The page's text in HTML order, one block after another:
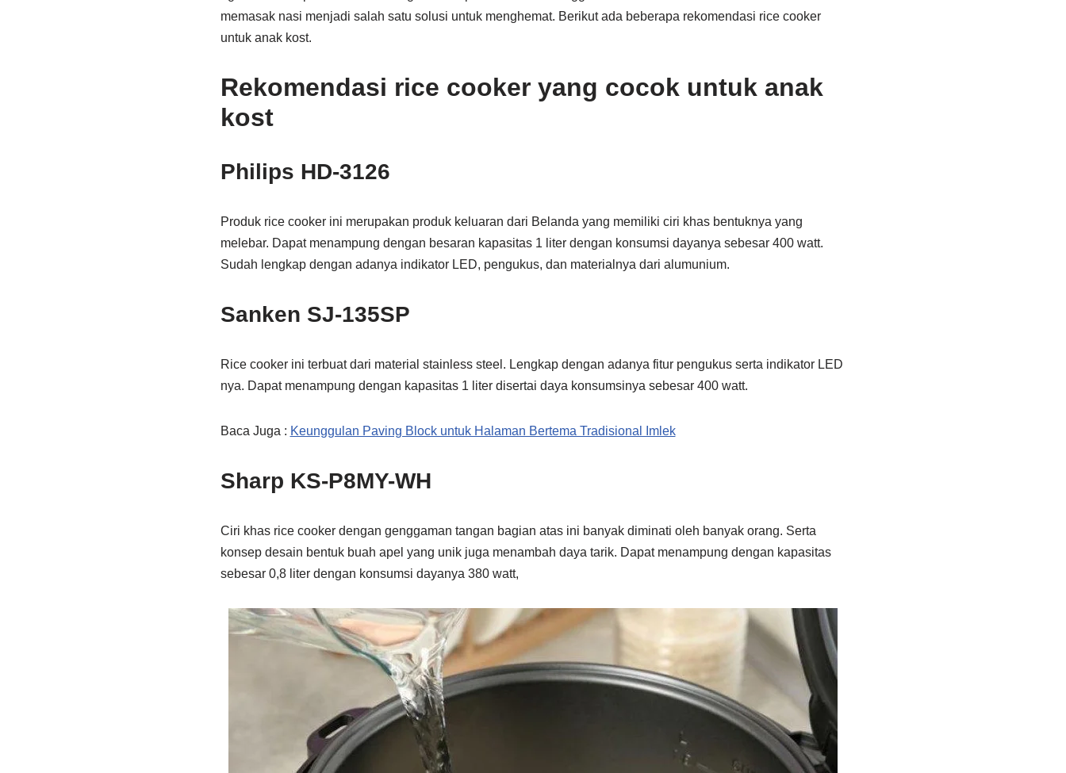
memasak nasi menjadi salah satu solusi untuk menghemat. Berikut ada beberapa rekomendasi rice cooker
untuk anak kost.
Rekomendasi rice cooker yang cocok untuk anak
kost
Philips HD-3126
Produk rice cooker ini merupakan produk keluaran dari Belanda yang memiliki ciri khas bentuknya yang
melebar. Dapat menampung dengan besaran kapasitas 1 liter dengan konsumsi dayanya sebesar 400 watt.
Sudah lengkap dengan adanya indikator LED, pengukus, dan materialnya dari alumunium.
Sanken SJ-135SP
Rice cooker ini terbuat dari material stainless steel. Lengkap dengan adanya fitur pengukus serta indikator LED
nya. Dapat menampung dengan kapasitas 1 liter disertai daya konsumsinya sebesar 400 watt.
Baca Juga : Keunggulan Paving Block untuk Halaman Bertema Tradisional Imlek
Sharp KS-P8MY-WH
Ciri khas rice cooker dengan genggaman tangan bagian atas ini banyak diminati oleh banyak orang. Serta
konsep desain bentuk buah apel yang unik juga menambah daya tarik. Dapat menampung dengan kapasitas
sebesar 0,8 liter dengan konsumsi dayanya 380 watt,